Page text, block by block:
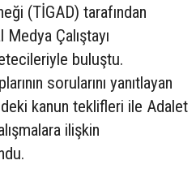
(TİGAD) tarafından
Medya Çalıştayı
buluştu.
sorularını yanıtlayan
kanun teklifleri ile Adalet
ilişkin